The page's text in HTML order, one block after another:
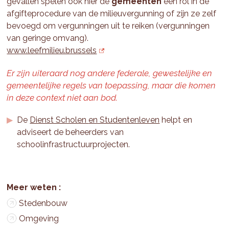
afgifteprocedure van de milieuvergunning of zijn ze zelf
bevoegd om vergunningen uit te reiken (vergunningen
van geringe omvang).
www.leefmilieu.brussels
Er zijn uiteraard nog andere federale, gewestelijke en
gemeentelijke regels van toepassing, maar die komen
in deze context niet aan bod.
De Dienst Scholenen Studentenleven helpt en
adviseert de beheerders van
schoolinfrastructuurprojecten.
Stedenbouw
Omgeving